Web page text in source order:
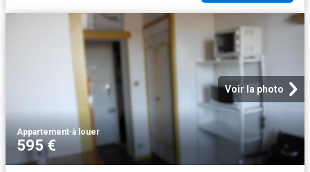
Voir la photo
Appartement·à louer
595 €